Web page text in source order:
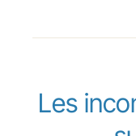
Les